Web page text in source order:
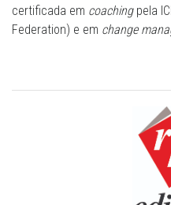
certificada em coachingpela
Federation) e em change